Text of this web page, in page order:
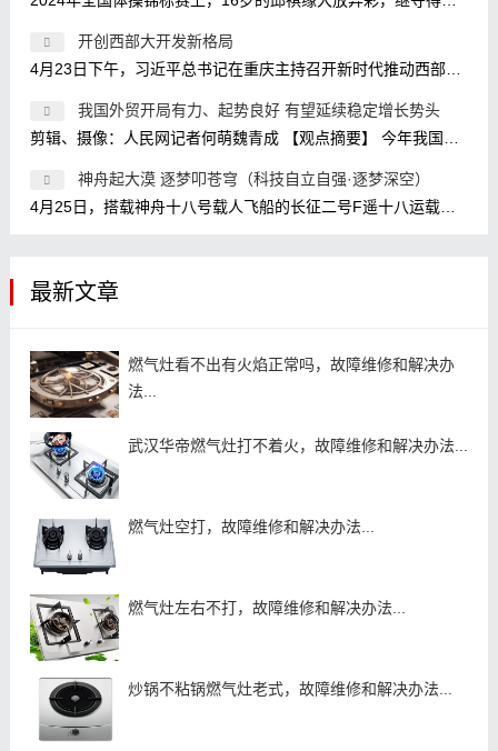
开创西部大开发新格局
4月23日下午，习近平总书记在重庆主持召开新时代推动西部大开发座谈会，强调进一步形成大保护、大开放、高质量发展新格局，提升区域
我国外贸开局有力、起势良好 有望延续稳定增长势头
神舟起大漠 逐梦叩苍穹（科技自立自强·逐梦深空）
4月25日，搭载神舟十八号载人飞船的长征二号F遥十八运载火箭点火发射。 新华社记者 连 振摄 1月29日，神舟十八号航天员乘组在核心舱模拟
最新文章
燃气灶看不出有火焰正常吗，故障维修和解决办
法...
武汉华帝燃气灶打不着火，故障维修和解决办法...
燃气灶空打，故障维修和解决办法...
燃气灶左右不打，故障维修和解决办法...
炒锅不粘锅燃气灶老式，故障维修和解决办法...